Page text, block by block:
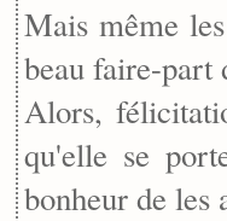
Mais même
beau faire-part
Alors,
qu'elle se
bonheur de les